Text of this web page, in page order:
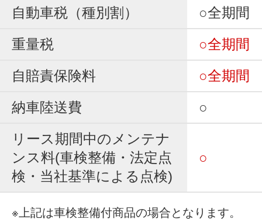
自動車税（種別割）
○全期間
重量税
○全期間
自賠責保険料
○全期間
納車陸送費
○
リース期間中のメンテナ
ンス料(車検整備・法定点
検・当社基準による点検)
○
※上記は車検整備付商品の場合となります。